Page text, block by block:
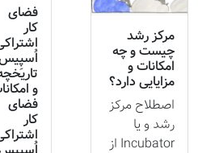
مرکز رشد
چیست و چه
امکانات و
مزایایی دارد؟
اصطلاح مرکز
رشد و یا
Incubator از
فضای
کار
اشتراکی
اُسپِیس؛
تاریخچه
و امکانات
فضای
کار
اشتراکی